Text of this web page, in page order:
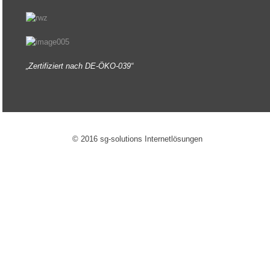
„Zertifiziert nach DE-ÖKO-039“
© 2016 sg-solutions Internetlösungen